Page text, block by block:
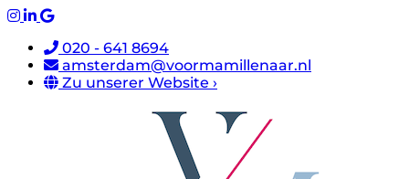
020 - 641 8694
amsterdam@voormamillenaar.nl
Zu unserer Website ›